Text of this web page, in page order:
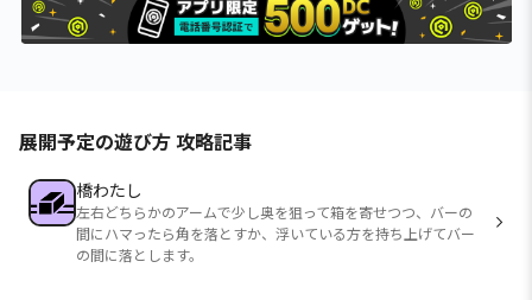
展開予定の遊び方 攻略記事
橋わたし
左右どちらかのアームで少し奥を狙って箱を寄せつつ、バーの
間にハマったら角を落とすか、浮いている方を持ち上げてバー
の間に落とします。